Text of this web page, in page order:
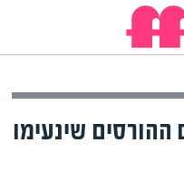
שינעימו